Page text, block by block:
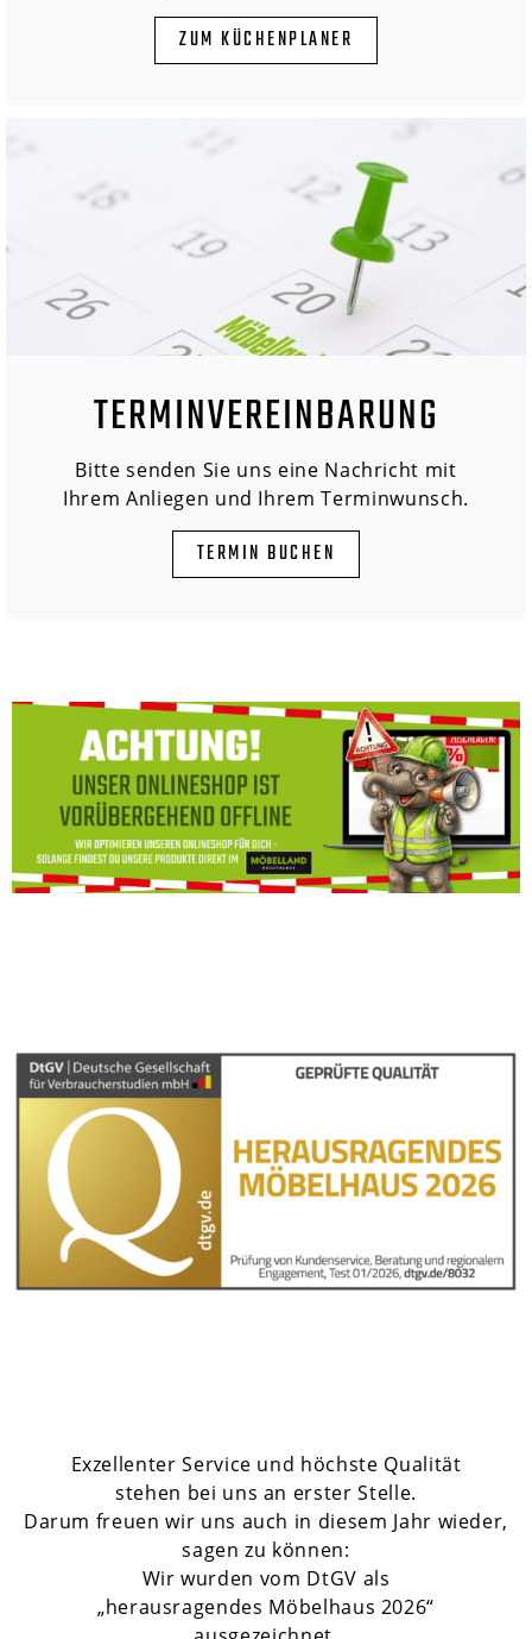
ZUM KÜCHENPLANER
TERMINVEREINBARUNG
Bitte senden Sie uns eine Nachricht mit
Ihrem Anliegen und Ihrem Terminwunsch.
TERMIN BUCHEN
Exzellenter Service und höchste Qualität
stehen bei uns an erster Stelle.
Darum freuen wir uns auch in diesem Jahr wieder,
sagen zu können:
Wir wurden vom DtGV als
„herausragendes Möbelhaus 2026“